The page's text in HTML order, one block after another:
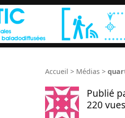
Accueil > Médias >
Publié
220 vues